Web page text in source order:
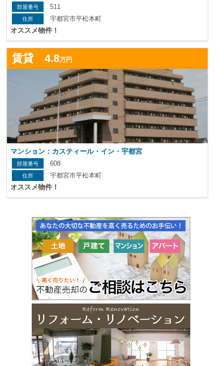
511
宇都宮市平松本町
オススメ物件！
賃貸 4.8万円
マンション：カスティール・イン・宇都宮
608
宇都宮市平松本町
オススメ物件！